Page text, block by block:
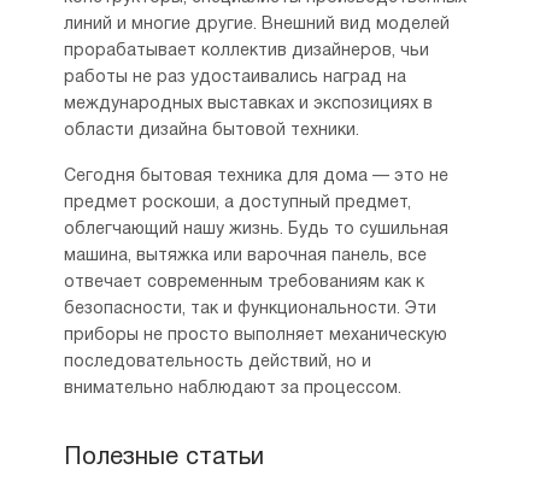
линий и многие другие. Внешний вид моделей
прорабатывает коллектив дизайнеров, чьи
работы не раз удостаивались наград на
международных выставках и экспозициях в
области дизайна бытовой техники.
Сегодня бытовая техника для дома — это не
предмет роскоши, а доступный предмет,
облегчающий нашу жизнь. Будь то сушильная
машина, вытяжка или варочная панель, все
отвечает современным требованиям как к
безопасности, так и функциональности. Эти
приборы не просто выполняет механическую
последовательность действий, но и
внимательно наблюдают за процессом.
Полезные статьи